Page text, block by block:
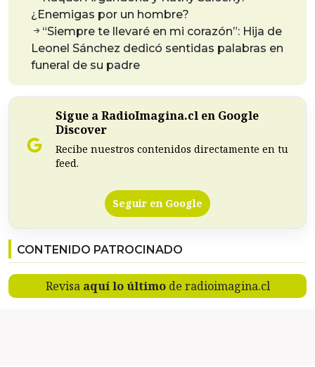
¿Enemigas por un hombre?
“Siempre te llevaré en mi corazón”: Hija de
Leonel Sánchez dedicó sentidas palabras en
funeral de su padre
Sigue a RadioImagina.cl en Google
Discover
Recibe nuestros contenidos directamente en tu
feed.
Seguir en Google
CONTENIDO PATROCINADO
Revisa aquí lo últimode radioimagina.cl